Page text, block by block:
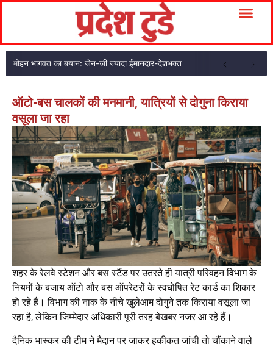
मोहन भागवत का बयान: जेन-जी ज्यादा ईमानदार-देशभक्त
ऑटो-बस चालकों की मनमानी, यात्रियों से दोगुना किराया
वसूला जा रहा
शहर के रेलवे स्टेशन और बस स्टैंड पर उतरते ही यात्री परिवहन विभाग के
नियमों के बजाय ऑटो और बस ऑपरेटरों के स्वघोषित रेट कार्ड का शिकार
हो रहे हैं। विभाग की नाक के नीचे खुलेआम दोगुने तक किराया वसूला जा
रहा है, लेकिन जिम्मेदार अधिकारी पूरी तरह बेखबर नजर आ रहे हैं।
दैनिक भास्कर की टीम ने मैदान पर जाकर हकीकत जांची तो चौंकाने वाले